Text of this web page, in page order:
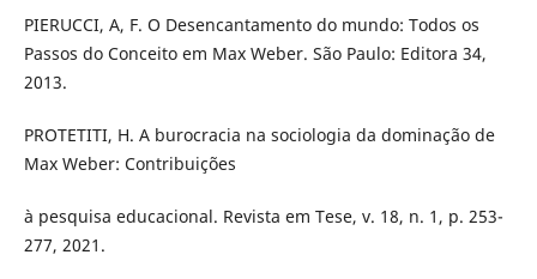
PIERUCCI, A, F. O Desencantamento do mundo: Todos os
Passos do Conceito em Max Weber. São Paulo: Editora 34,
2013.
PROTETITI, H. A burocracia na sociologia da dominação de
Max Weber: Contribuições
à pesquisa educacional. Revista em Tese, v. 18, n. 1, p. 253-
277, 2021.